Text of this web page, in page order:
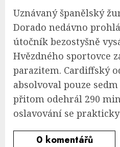
Uznávaný španělský
Dorado nedávno
útočník bezostyšně
Hvězdného sportovce
parazitem. Cardiffský
absolvoval pouze
přitom odehrál 290
oslavování se
0 komentářů